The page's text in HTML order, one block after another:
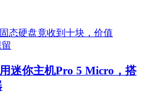
迷你主机Pro 5 Micro，搭